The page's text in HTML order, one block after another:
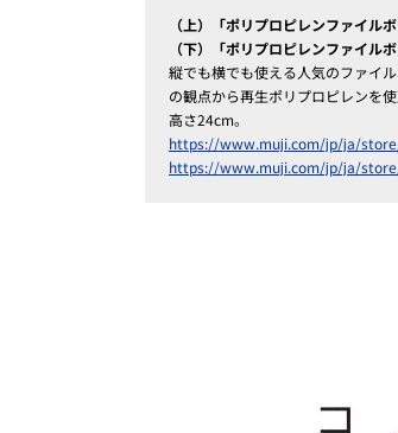
（上）「ポリプロピレンファイル
（下）「ポリプロピレンファイル
縦でも横でも使える人気のファイ
の観点から再生ポリプロピレンを
高さ24cm。
https://www.muji.com/jp/ja/
https://www.muji.com/jp/ja/